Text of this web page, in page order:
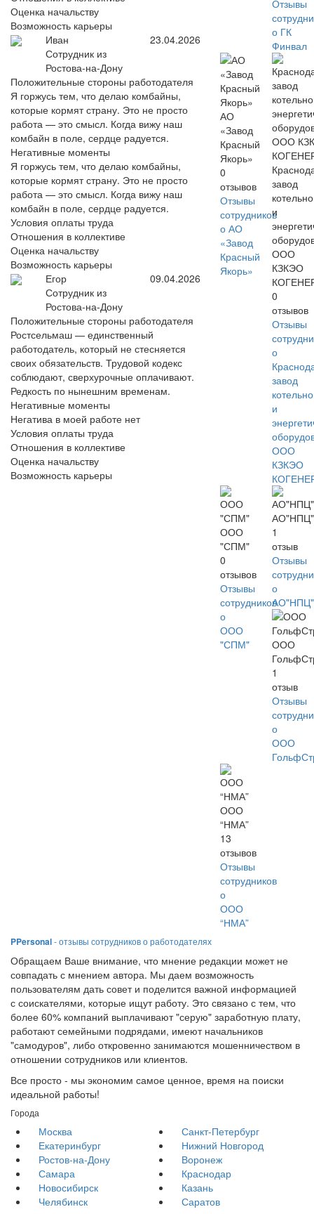
Оценка начальству
Возможность карьеры
Иван
Сотрудник из
Ростова-на-Дону
23.04.2026
Положительные стороны работодателя
Я горжусь тем, что делаю комбайны,
которые кормят страну. Это не просто
работа — это смысл. Когда вижу наш
комбайн в поле, сердце радуется.
Негативные моменты
Я горжусь тем, что делаю комбайны,
которые кормят страну. Это не просто
работа — это смысл. Когда вижу наш
комбайн в поле, сердце радуется.
Условия оплаты труда
Отношения в коллективе
Оценка начальству
Возможность карьеры
Егор
Сотрудник из
Ростова-на-Дону
09.04.2026
Положительные стороны работодателя
Ростсельмаш — единственный
работодатель, который не стесняется
своих обязательств. Трудовой кодекс
соблюдают, сверхурочные оплачивают.
Редкость по нынешним временам.
Негативные моменты
Негатива в моей работе нет
Условия оплаты труда
Отношения в коллективе
Оценка начальству
Возможность карьеры
Отзывы
о ГК
Финвал
АО
«Завод
Красный
Якорь»
0
отзывов
Отзывы
сотрудников
о АО
«Завод
Красный
Якорь»
завод
и
ООО
КЗКЭО
0
отзывов
Отзывы
о
завод
и
ООО
КЗКЭО
ООО
"СПМ"
0
отзывов
Отзывы
сотрудников
о
ООО
"СПМ"
1
отзыв
Отзывы
о
ООО
1
отзыв
Отзывы
о
ООО
ООО
“НМА”
13
отзывов
Отзывы
сотрудников
о
ООО
“НМА”
PPersonal- отзывы сотрудников о работодателях
Обращаем Ваше внимание, что мнение редакции может не
совпадать с мнением автора. Мы даем возможность
пользователям дать совет и поделится важной информацией
с соискателями, которые ищут работу. Это связано с тем, что
более 60% компаний выплачивают "серую" заработную плату,
работают семейными подрядами, имеют начальников
"самодуров", либо откровенно занимаются мошенничеством в
отношении сотрудников или клиентов.
Все просто - мы экономим самое ценное, время на поиски
идеальной работы!
Города
Москва
Санкт-Петербург
Екатеринбург
Нижний Новгород
Ростов-на-Дону
Воронеж
Самара
Краснодар
Новосибирск
Казань
Челябинск
Саратов